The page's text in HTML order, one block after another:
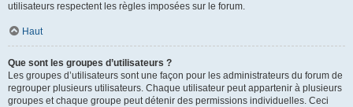
utilisateurs respectent les règles imposées sur le forum.
Haut
Que sont les groupes d’utilisateurs ?
Les groupes d’utilisateurs sont une façon pour les administrateurs du forum de
regrouper plusieurs utilisateurs. Chaque utilisateur peut appartenir à plusieurs
groupes et chaque groupe peut détenir des permissions individuelles. Ceci